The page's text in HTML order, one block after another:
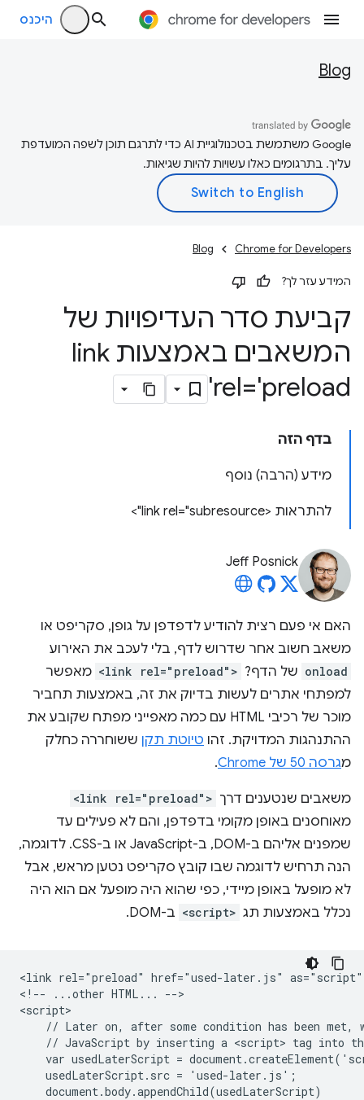
היכנס
Blog
‫Google משתמשת בטכנולוגיית AI כדי לתרגם תוכן לשפה המועדפת
עליך. בתרגומים כאלו עשויות להיות שגיאות.
Chrome for Developers
Blog
המידע עזר לך?
קביעת סדר העדיפויות של
המשאבים באמצעות link
rel='preload'
בדף הזה
מידע (הרבה) נוסף
להתראות <link rel="subresource">
Jeff Posnick
האם אי פעם רצית להודיע לדפדפן על גופן, סקריפט או
משאב חשוב אחר שדרוש לדף, בלי לעכב את האירוע
onload של הדף? <link rel="preload"> מאפשר
למפתחי אתרים לעשות בדיוק את זה, באמצעות תחביר
מוכר של רכיבי HTML עם כמה מאפייני מפתח שקובע את
ההתנהגות המדויקת. זהו טיוטת תקן ששוחררה כחלק
מגרסה 50 של Chrome .
משאבים שנטענים דרך <link rel="preload">
מאוחסנים באופן מקומי בדפדפן, והם לא פעילים עד
שמפנים אליהם ב-DOM, ב-JavaScript או ב-CSS. לדוגמה,
הנה תרחיש לדוגמה שבו קובץ סקריפט נטען מראש, אבל
לא מופעל באופן מיידי, כפי שהוא היה מופעל אם הוא היה
נכלל באמצעות תג <script> ב-DOM.
<link rel="preload" href="used-later.js"
<!-- ...other HTML... -->
<script>
// Later on, after some condition has been met,
// JavaScript by inserting a <script> tag into
var usedLaterScript =
    usedLaterScript.src = 'used-later.js';
    document.body.appendChild(usedLaterScript)